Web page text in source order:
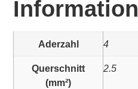
Information
Aderzahl 4
Querschnitt
(mm²)
2.5